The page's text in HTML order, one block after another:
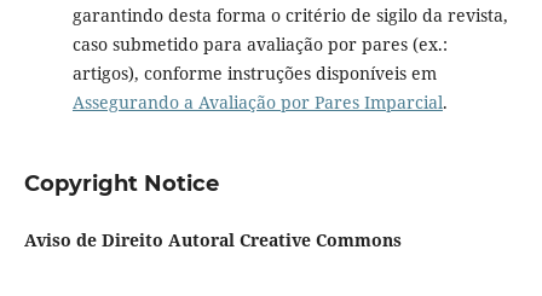
garantindo desta forma o critério de sigilo da revista,
caso submetido para avaliação por pares (ex.:
artigos), conforme instruções disponíveis em
Assegurando a Avaliação por Pares Imparcial.
Copyright Notice
Aviso de Direito Autoral Creative Commons